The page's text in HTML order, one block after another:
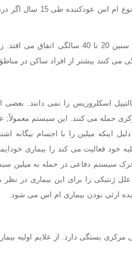
بیماری بدتر می شود. حدود
مالتیپل اسکلروزیس معمولاً; در نژاد قفقازی
می کنند بیشتر از افراد ساکن در
اسکلروزیس را نمی دانند.
حمله می کنند. این سیستم معمولاً;
میلین را با اجسام بیگانه
خود فعالیت می کند را بیماری
سیستم دفاعی در حمله به میلین
ژنتیکی را برای این بیماری در
ارثی بودن بیماری ام اس می شود.
بستگی دارد. از علایم اولیه